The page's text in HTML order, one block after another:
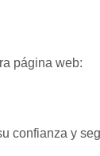
página web:
confianza y